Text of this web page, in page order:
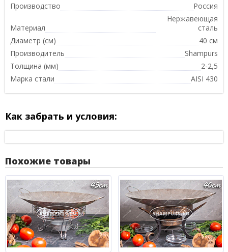
Производство
Россия
Материал
Нержавеющая
сталь
Диаметр (см)
40 см
Производитель
Shampurs
Толщина (мм)
2-2,5
Марка стали
AISI 430
Как забрать и условия:
Похожие товары